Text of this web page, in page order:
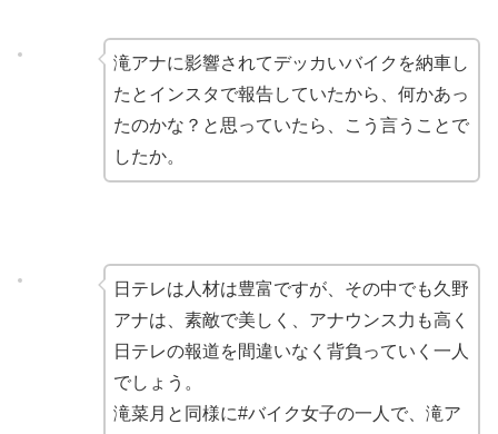
滝アナに影響されてデッカいバイクを納車し
たとインスタで報告していたから、何かあっ
たのかな？と思っていたら、こう言うことで
したか。
日テレは人材は豊富ですが、その中でも久野
アナは、素敵で美しく、アナウンス力も高く
日テレの報道を間違いなく背負っていく一人
でしょう。
滝菜月と同様に#バイク女子の一人で、滝ア